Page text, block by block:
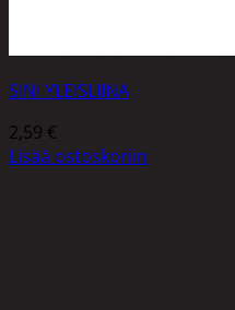
SINI YLEISLIINA
2,59 €
Lisää ostoskoriin